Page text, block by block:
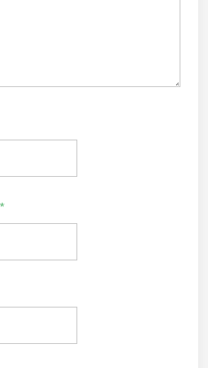
*